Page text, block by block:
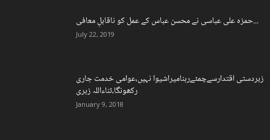
حمزہ علی عباسی نے محسن عباس کے عمل کو ناقابلِ معافی...
July 22, 2019
زبردستی اقتدارسےچمٹےرہنامیراشیوا نہیں،عوامی خدمت جاری
رکھونگا،ثناءاللہ زہری
January 9, 2018